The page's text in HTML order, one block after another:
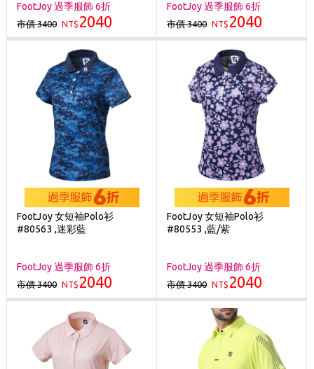
FootJoy 過季服飾 6折
市價 3400 NT$ 2040
FootJoy 過季服飾 6折
市價 3400 NT$ 2040
FootJoy 女短袖Polo衫
#80563 ,迷彩藍
FootJoy 過季服飾 6折
市價 3400 NT$ 2040
FootJoy 女短袖Polo衫
#80553 ,藍/紫
FootJoy 過季服飾 6折
市價 3400 NT$ 2040